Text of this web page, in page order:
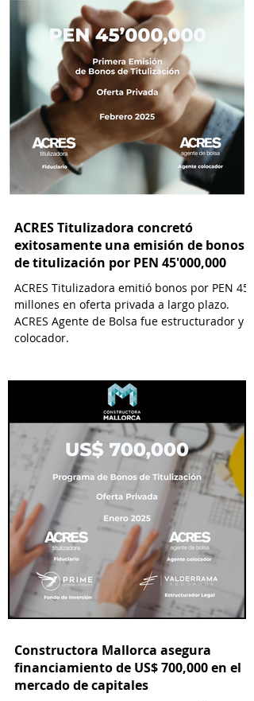
ACRES Titulizadora concretó
exitosamente una emisión de bonos
de titulización por PEN 45'000,000
ACRES Titulizadora emitió bonos por PEN 45
millones en oferta privada a largo plazo.
ACRES Agente de Bolsa fue estructurador y
colocador.
Constructora Mallorca asegura
financiamiento de US$ 700,000 en el
mercado de capitales